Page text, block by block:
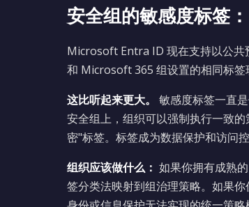
安全组的敏感度标签
Microsoft Entra ID 现在支持以公
和 Microsoft 365 组设置的相同标
这比听起来更大。
敏感度标签一直
安全组上，组织可以强制执行一致
密"标签。标签成为数据保护和访问
组织应该做什么： 如果你拥有成熟
签分类法映射到组治理策略。如果